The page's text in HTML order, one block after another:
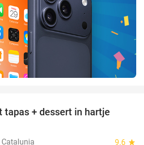
tapas + dessert in hartje
9.6 star